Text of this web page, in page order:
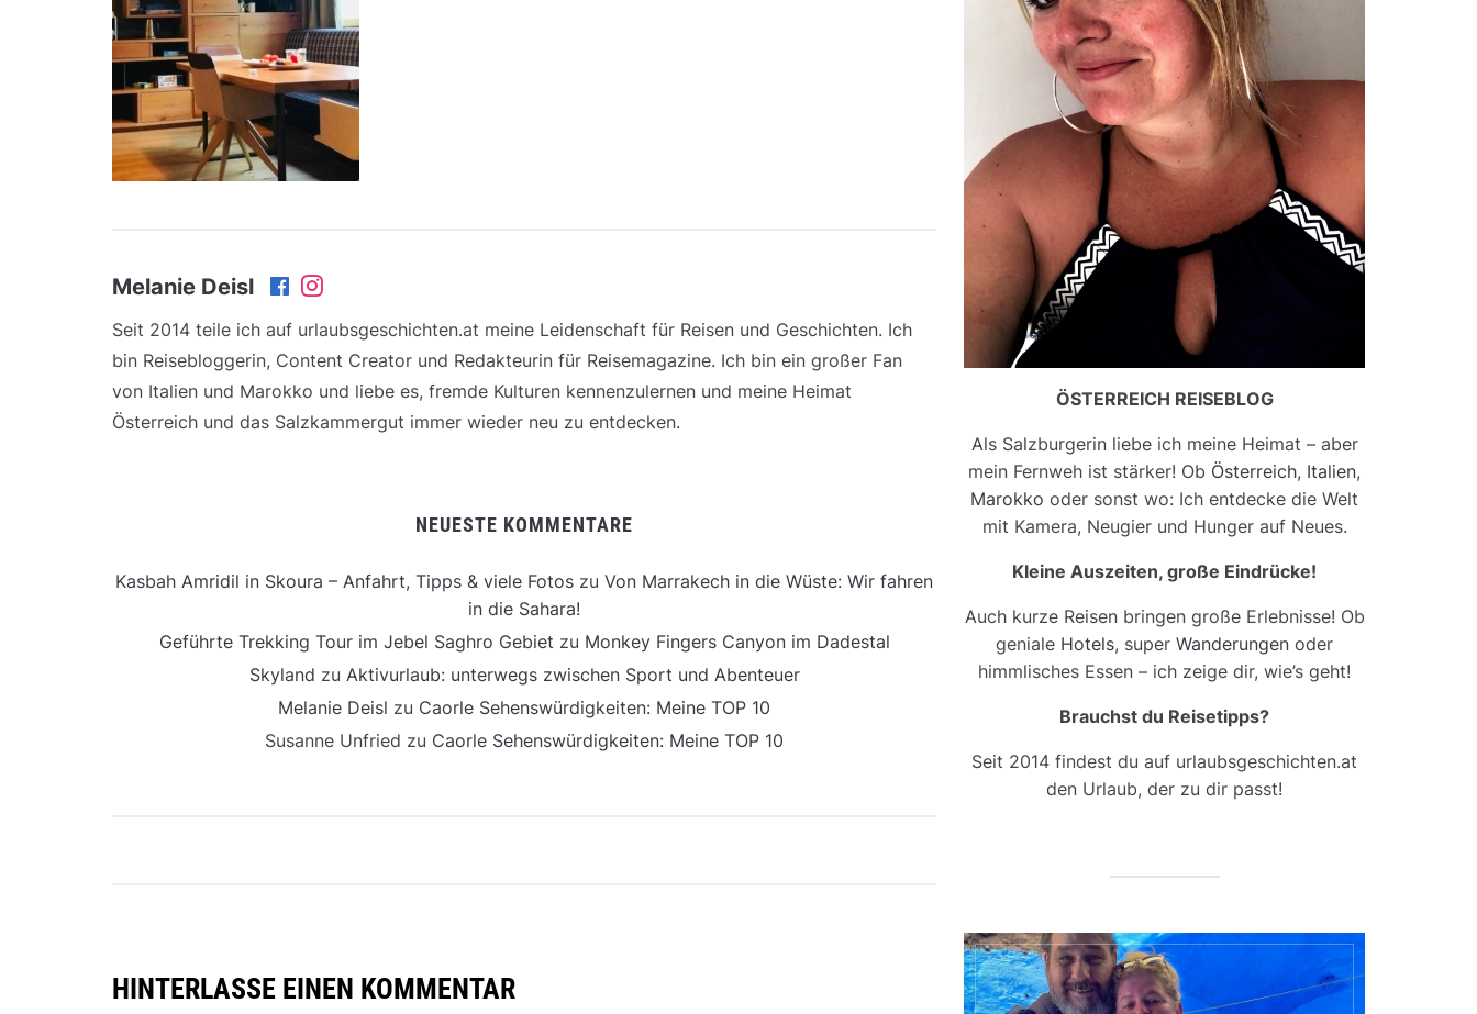
Melanie Deisl
Seit 2014 teile ich auf urlaubsgeschichten.at meine Leidenschaft für Reisen und Geschichten. Ich
bin Reisebloggerin, Content Creator und Redakteurin für Reisemagazine. Ich bin ein großer Fan
von Italien und Marokko und liebe es, fremde Kulturen kennenzulernen und meine Heimat
Österreich und das Salzkammergut immer wieder neu zu entdecken.
NEUESTE KOMMENTARE
Kasbah Amridil in Skoura – Anfahrt, Tipps & viele Fotos zu Von Marrakech in die Wüste: Wir fahren
in die Sahara!
Geführte Trekking Tour im Jebel Saghro Gebiet zu Monkey Fingers Canyon im Dadestal
Skyland zu Aktivurlaub: unterwegs zwischen Sport und Abenteuer
Melanie Deisl zu Caorle Sehenswürdigkeiten: Meine TOP 10
Susanne Unfried zu Caorle Sehenswürdigkeiten: Meine TOP 10
HINTERLASSE EINEN KOMMENTAR
ÖSTERREICH REISEBLOG
Als Salzburgerin liebe ich meine Heimat – aber
mein Fernweh ist stärker! Ob Österreich, Italien,
Marokko oder sonst wo: Ich entdecke die Welt
mit Kamera, Neugier und Hunger auf Neues.
Kleine Auszeiten, große Eindrücke!
Auch kurze Reisen bringen große Erlebnisse! Ob
geniale Hotels, super Wanderungen oder
himmlisches Essen – ich zeige dir, wie’s geht!
Brauchst du Reisetipps?
Seit 2014 findest du auf urlaubsgeschichten.at
den Urlaub, der zu dir passt!